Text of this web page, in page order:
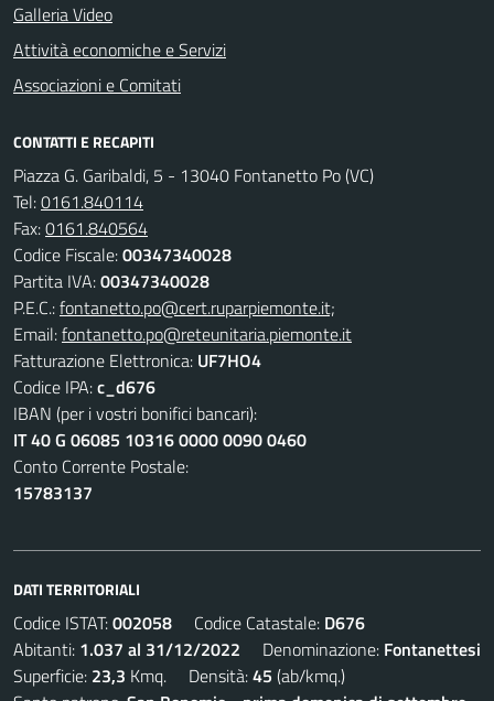
Galleria Video
Attività economiche e Servizi
Associazioni e Comitati
CONTATTI E RECAPITI
Piazza G. Garibaldi, 5 - 13040 Fontanetto Po (VC)
Tel:0161.840114
Fax:0161.840564
Codice Fiscale:00347340028
Partita IVA:00347340028
P.E.C.:fontanetto.po@cert.ruparpiemonte.it;
Email:fontanetto.po@reteunitaria.piemonte.it
Fatturazione Elettronica: UF7HO4
Codice IPA:c_d676
IBAN (per i vostri bonifici bancari):
IT 40 G 06085 10316 0000 0090 0460
Conto Corrente Postale:
15783137
DATI TERRITORIALI
Codice ISTAT:002058 Codice Catastale: D676
Abitanti: 1.037 al 31/12/2022 Denominazione: Fontanettesi
Superficie: 23,3 Kmq. Densità:45 (ab/kmq.)